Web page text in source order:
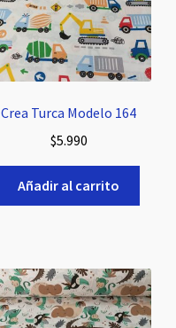
Crea Turca Modelo 164
$5.990
Añadir al carrito